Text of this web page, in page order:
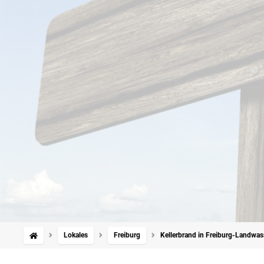
Lokales Freiburg Kellerbrand in Freiburg-